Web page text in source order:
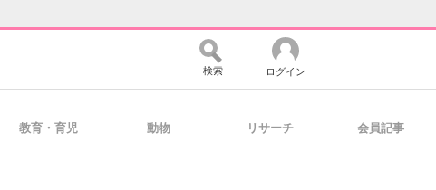
検索 ログイン
教育・育児 動物 リサーチ 会員記事